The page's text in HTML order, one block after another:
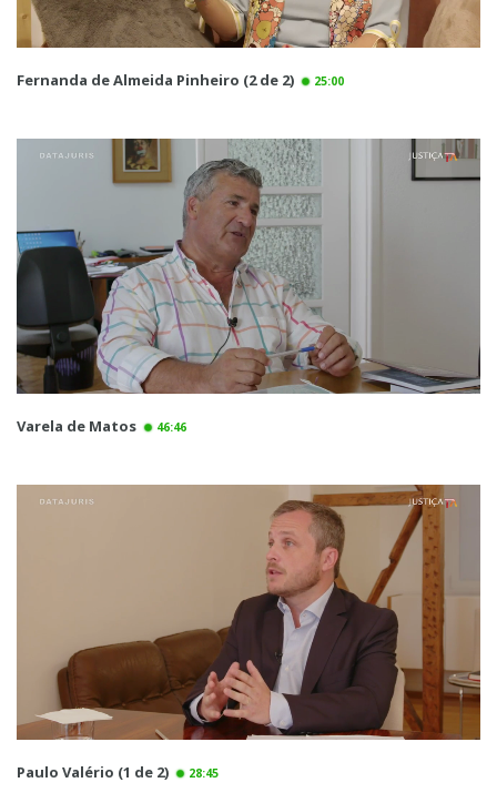
Fernanda de Almeida Pinheiro (2 de 2) 25:00
Varela de Matos 46:46
Paulo Valério (1 de 2) 28:45